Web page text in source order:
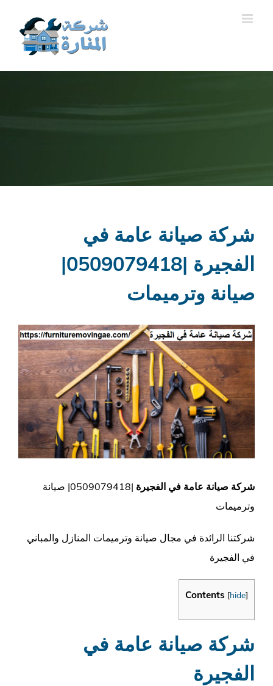
شركة صيانة عامة في
الفجيرة |0509079418|
صيانة وترميمات
مشاهدة
صورة
شركة صيانة عامة في الفجيرة
|0509079418| صيانة
وترميمات
شركتنا الرائدة في مجال صيانة وترميمات المنازل والمباني
في الفجيرة
Contents [hide]
شركة صيانة عامة في
الفجيرة